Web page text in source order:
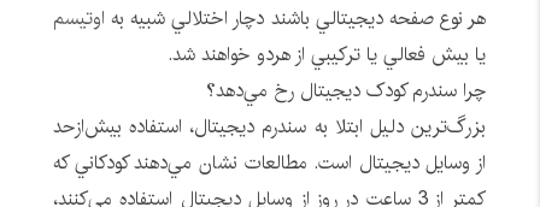
هر نوع صفحه ديجيتالي باشند دچار اختلالي شبيه به اوتيسم
يا بيش فعالي يا ترکيبي از هردو خواهند شد.
چرا سندرم کودک ديجيتال رخ مي‌دهد؟
بزرگ‌ترين دليل ابتلا به سندرم ديجيتال، استفاده بيش‌ازحد
از وسايل ديجيتال است. مطالعات نشان مي‌دهند کودکاني که
کمتر از 3 ساعت در روز از وسايل ديجيتال استفاده مي‌کنند،